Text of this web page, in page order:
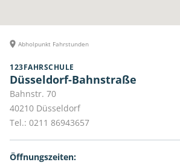
Abholpunkt Fahrstunden
123FAHRSCHULE
Düsseldorf-Bahnstraße
Bahnstr. 70
40210 Düsseldorf
Tel.: 0211 86943657
Öffnungszeiten: